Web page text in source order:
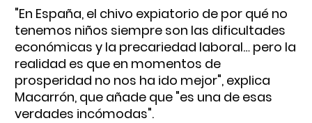
"En España, el chivo expiatorio de por qué no
tenemos niños siempre son las dificultades
económicas y la precariedad laboral… pero la
realidad es que en momentos de
prosperidad no nos ha ido mejor", explica
Macarrón, que añade que "es una de esas
verdades incómodas".